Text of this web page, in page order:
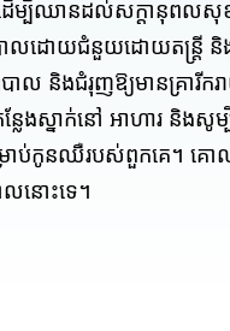
រ ដើម្បីឈានដល់សក្តានុព
ាលដោយជំនួយដោយតន្ត្រី
ល និងជំរុញឱ្យមានគ្រារីករា
ងស្នាក់នៅ អាហារ និងសូម្
រាប់កូនឈឺរបស់ពួកគេ។ គោល
លនោះទេ។